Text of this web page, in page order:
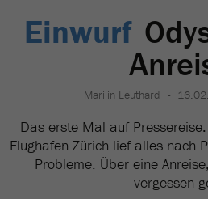
Einwurf
Marilin Leuthard
Das erste Mal auf
Flughafen Zürich lief alles nach
Probleme. Über eine
vergessen